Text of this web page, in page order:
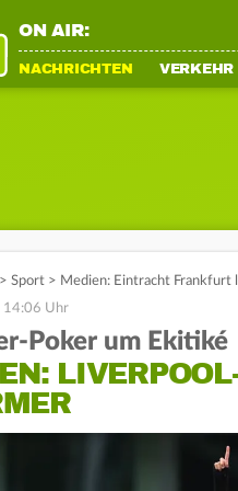
ON AIR:
NACHRICHTEN VERKEHR
> Sport > Medien: Eintracht Frankfurt
14:06 Uhr
Poker um Ekitiké